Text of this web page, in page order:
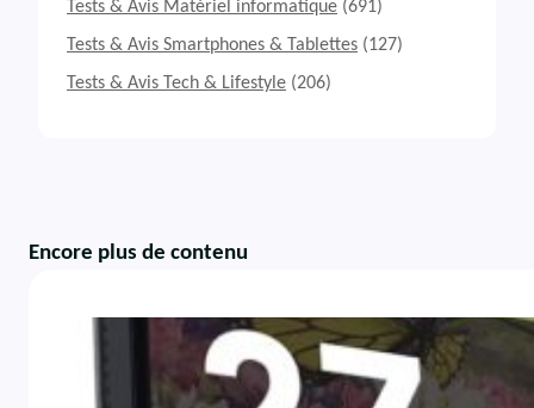
Tests & Avis Matériel informatique (691)
Tests & Avis Smartphones & Tablettes (127)
Tests & Avis Tech & Lifestyle (206)
Encore plus de contenu